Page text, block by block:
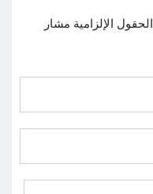
الحقول الإلزامية مشار